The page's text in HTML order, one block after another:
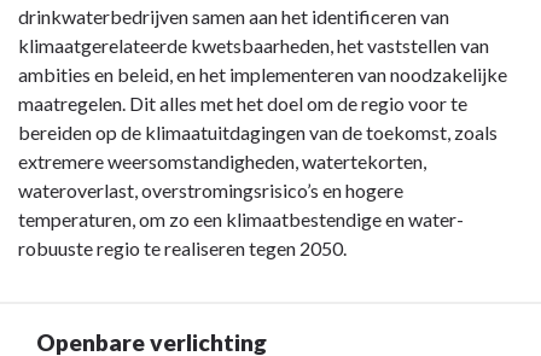
drinkwaterbedrijven samen aan het identificeren van
klimaatgerelateerde kwetsbaarheden, het vaststellen van
ambities en beleid, en het implementeren van noodzakelijke
maatregelen. Dit alles met het doel om de regio voor te
bereiden op de klimaatuitdagingen van de toekomst, zoals
extremere weersomstandigheden, watertekorten,
wateroverlast, overstromingsrisico’s en hogere
temperaturen, om zo een klimaatbestendige en water-
robuuste regio te realiseren tegen 2050.
Openbare verlichting